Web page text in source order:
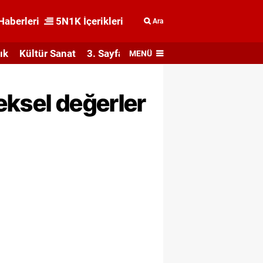
5N1K İçerikleri Ara
Kültür Sanat 3. Sayfa MENÜ
değerler